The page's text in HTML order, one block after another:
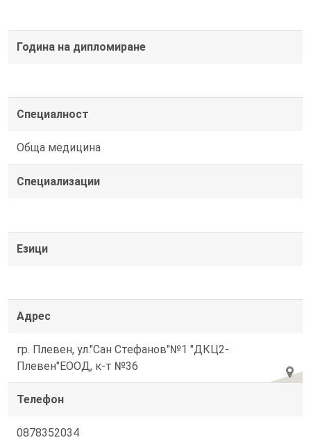
Година на дипломиране
Специалност
Обща медицина
Специализации
Езици
Адрес
гр. Плевен, ул."Сан Стефанов"№1 "ДКЦ2-
Плевен"ЕООД, к-т №36
Телефон
0878352034